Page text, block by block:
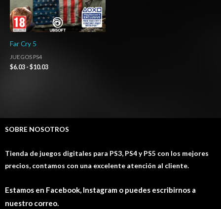
Far Cry 5
JUEGOS PS4
$6.03 - $10.03
SOBRE NOSOTROS
Tienda de juegos digitales para PS3, PS4 y PS5 con los mejores
precios, contamos con una excelente atención al cliente.
Estamos en Facebook, Instagram o puedes escribirnos a
nuestro correo.